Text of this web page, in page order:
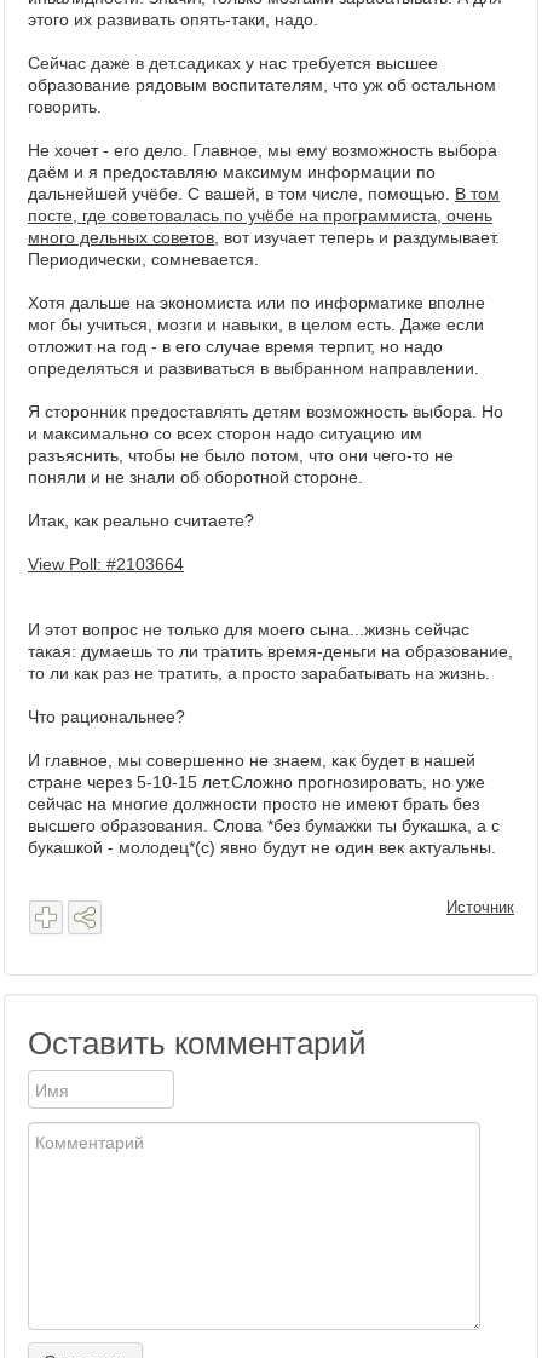
этого их развивать опять-таки, надо.
Сейчас даже в дет.садиках у нас требуется высшее
образование рядовым воспитателям, что уж об остальном
говорить.
Не хочет - его дело. Главное, мы ему возможность выбора
даём и я предоставляю максимум информации по
дальнейшей учёбе. С вашей, в том числе, помощью. В том
посте, где советовалась по учёбе на программиста, очень
много дельных советов , вот изучает теперь и раздумывает.
Периодически, сомневается.
Хотя дальше на экономиста или по информатике вполне
мог бы учиться, мозги и навыки, в целом есть. Даже если
отложит на год - в его случае время терпит, но надо
определяться и развиваться в выбранном направлении.
Я сторонник предоставлять детям возможность выбора. Но
и максимально со всех сторон надо ситуацию им
разъяснить, чтобы не было потом, что они чего-то не
поняли и не знали об оборотной стороне.
Итак, как реально считаете?
View Poll: #2103664
И этот вопрос не только для моего сына...жизнь сейчас
такая: думаешь то ли тратить время-деньги на образование,
то ли как раз не тратить, а просто зарабатывать на жизнь.
Что рациональнее?
И главное, мы совершенно не знаем, как будет в нашей
стране через 5-10-15 лет.Сложно прогнозировать, но уже
сейчас на многие должности просто не имеют брать без
высшего образования. Слова *без бумажки ты букашка, а с
букашкой - молодец*(с) явно будут не один век актуальны.
Источник
Оставить комментарий